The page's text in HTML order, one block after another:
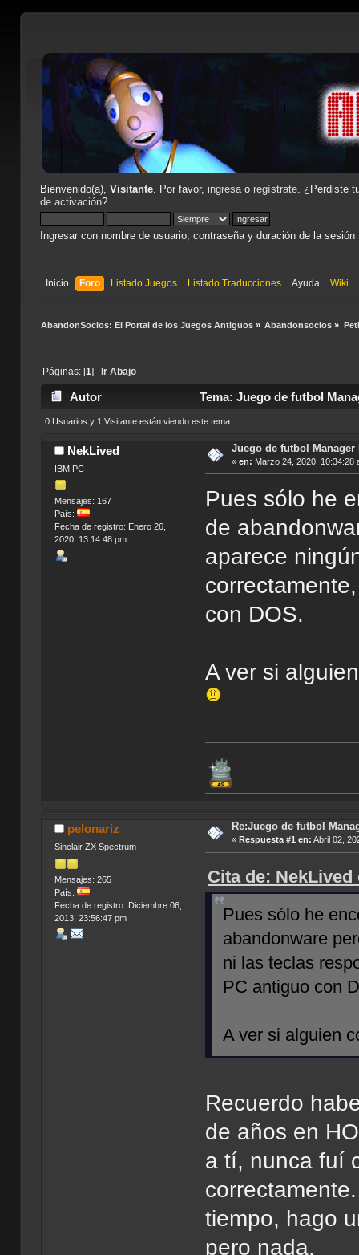
Bienvenido(a), Visitante. Por favor, ingresao regístrate. ¿Perdiste
de activación?
Ingresar con nombre de usuario, contraseña y duración de la sesión
Inicio Foro Listado Juegos Listado Traducciones Ayuda Wiki
AbandonSocios: El Portal de los Juegos Antiguos» Abandonsocios »
Páginas: [1] Ir Abajo
Autor Tema: Juego de futbol
0 Usuarios y 1 Visitante están viendo este tema.
NekLived
IBM PC
Mensajes: 167
País:
Fecha de registro: Enero 26,
2020, 13:14:48 pm
Juego de futbol Manager
« en: Marzo 24, 2020, 10:34:28
Pues sólo he
de
aparece
con DOS.
A ver si
pelonariz
Sinclair ZX Spectrum
Mensajes: 265
País:
Fecha de registro: Diciembre 06,
2013, 23:56:47 pm
Re:Juego de futbol
« Respuesta #1 en: Abril 02,
Cita de: NekLived
Pues sólo he
abandonware
ni las teclas
PC antiguo con
A ver si alguien
Recuerdo
de años en
a tí, nunca fuí
tiempo, hago
pero nada.